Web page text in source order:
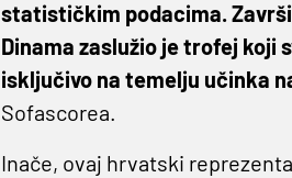
statističkim podacima.
Dinama zaslužio je trofej koji
isključivo na temelju učinka
Sofascorea.
Inače, ovaj hrvatski